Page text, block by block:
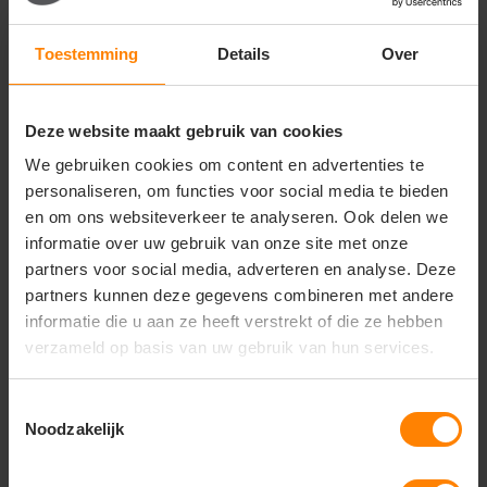
Toestemming Details Over
Deze website maakt gebruik van cookies
We gebruiken cookies om content en advertenties te
personaliseren, om functies voor social media te bieden
en om ons websiteverkeer te analyseren. Ook delen we
informatie over uw gebruik van onze site met onze
partners voor social media, adverteren en analyse. Deze
partners kunnen deze gegevens combineren met andere
informatie die u aan ze heeft verstrekt of die ze hebben
verzameld op basis van uw gebruik van hun services.
Noodzakelijk
Unieke eigenschappen
Waterafstotend en lichtgewicht
Comfortabele en verstelbare pasvorm
Geschikt voor dagelijks gebruik, school en outdoor
activiteiten
Onder voorbehoud van
productveranderingen